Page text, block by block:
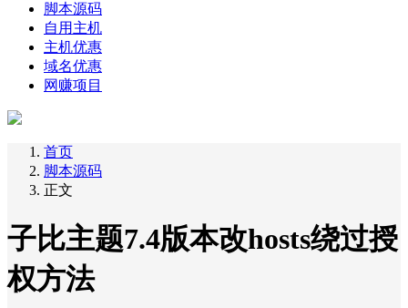
脚本源码
自用主机
主机优惠
域名优惠
网赚项目
首页
脚本源码
正文
子比主题7.4版本改hosts绕过授
权方法